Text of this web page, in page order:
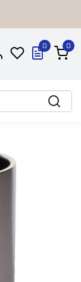
0 0